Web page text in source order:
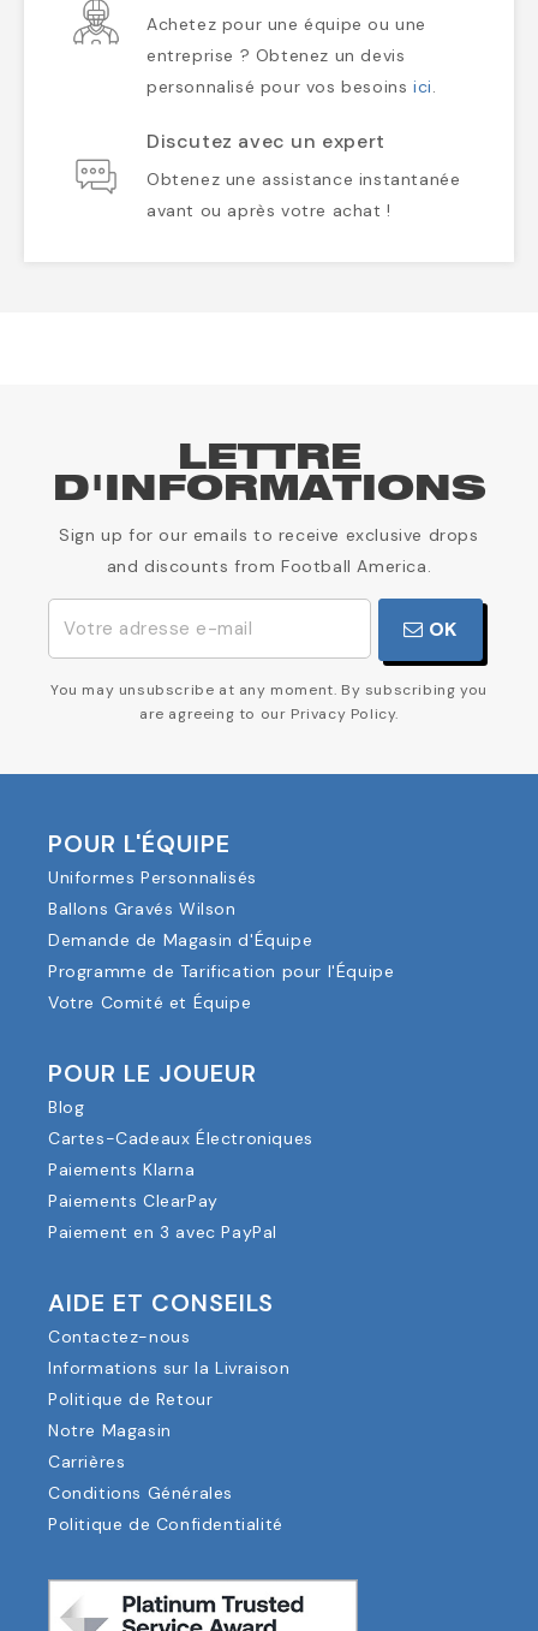
Achetez pour une équipe ou une
entreprise ? Obtenez un devis
personnalisé pour vos besoinsici.
Discutez avec un expert
Obtenez une assistance instantanée
avant ou après votre achat !
LETTRE
D'INFORMATIONS
Sign up for our emails to receive exclusive drops
and discounts from Football America.
OK
You may unsubscribe at any moment. By subscribing you
are agreeing to our Privacy Policy.
POUR L'ÉQUIPE
Uniformes Personnalisés
Ballons Gravés Wilson
Demande de Magasin d'Équipe
Programme de Tarification pour l'Équipe
Votre Comité et Équipe
POUR LE JOUEUR
Blog
Cartes-Cadeaux Électroniques
Paiements Klarna
Paiements ClearPay
Paiement en 3 avec PayPal
AIDE ET CONSEILS
Contactez-nous
Informations sur la Livraison
Politique de Retour
Notre Magasin
Carrières
Conditions Générales
Politique de Confidentialité